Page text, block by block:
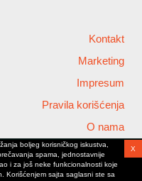
Kontakt
Marketing
Impresum
Pravila korišćenja
O nama
boljeg korisničkog iskustva,
spama, jednostavnije
i za još neke funkcionalnosti koje
Korišćenjem sajta saglasni ste sa
X